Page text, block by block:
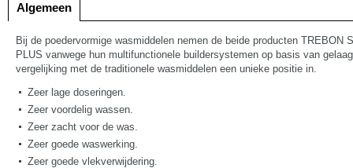
Algemeen
Bij de poedervormige wasmiddelen nemen de beide producten TREBON
PLUS vanwege hun multifunctionele buildersystemen op basis van
vergelijking met de traditionele wasmiddelen een unieke positie in.
Zeer lage doseringen.
Zeer voordelig wassen.
Zeer zacht voor de was.
Zeer goede waswerking.
Zeer goede vlekverwijdering.